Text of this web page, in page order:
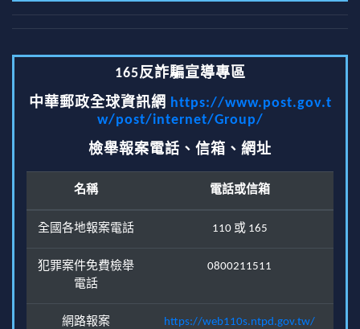
165反詐騙宣導專區
中華郵政全球資訊網 https://www.post.gov.t
w/post/internet/Group/
檢舉報案電話、信箱、網址
名稱 電話或信箱
全國各地報案電話 110 或 165
犯罪案件免費檢舉
電話
0800211511
網路報案 https://web110s.ntpd.gov.tw/